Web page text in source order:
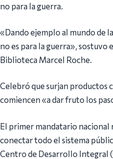
no para la guerra.
«Dando ejemplo al mundo de
no es para la guerra», sostuvo
Biblioteca Marcel Roche.
Celebró que surjan productos
comiencen «a dar fruto los
El primer mandatario nacional
conectar todo el sistema
Centro de Desarrollo Integral